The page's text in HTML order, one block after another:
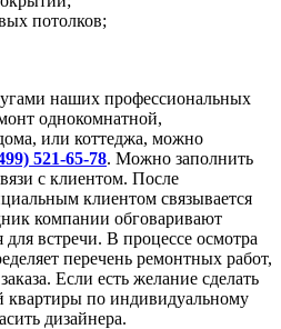
потолков;
наших профессиональных
однокомнатной,
или коттеджа, можно
521-65-78. Можно заполнить
с клиентом. После
клиентом связывается
компании обговаривают
встречи. В процессе осмотра
перечень ремонтных работ,
Если есть желание сделать
квартиры по индивидуальному
дизайнера.